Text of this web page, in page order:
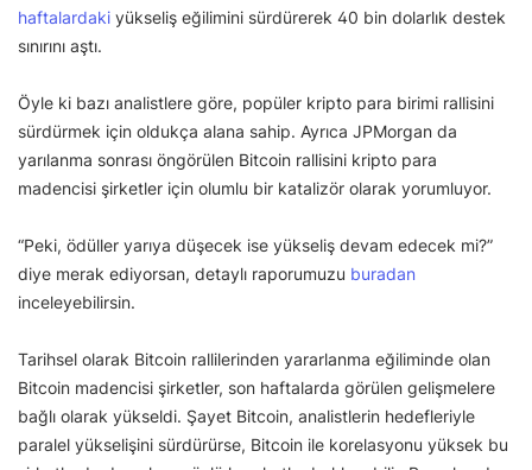
haftalardaki yükseliş eğilimini sürdürerek 40 bin dolarlık destek
sınırını aştı.
Öyle ki bazı analistlere göre, popüler kripto para birimi rallisini
sürdürmek için oldukça alana sahip. Ayrıca JPMorgan da
yarılanma sonrası öngörülen Bitcoin rallisini kripto para
madencisi şirketler için olumlu bir katalizör olarak yorumluyor.
“Peki, ödüller yarıya düşecek ise yükseliş devam edecek mi?”
diye merak ediyorsan, detaylı raporumuzu buradan
inceleyebilirsin.
Tarihsel olarak Bitcoin rallilerinden yararlanma eğiliminde olan
Bitcoin madencisi şirketler, son haftalarda görülen gelişmelere
bağlı olarak yükseldi. Şayet Bitcoin, analistlerin hedefleriyle
paralel yükselişini sürdürürse, Bitcoin ile korelasyonu yüksek bu